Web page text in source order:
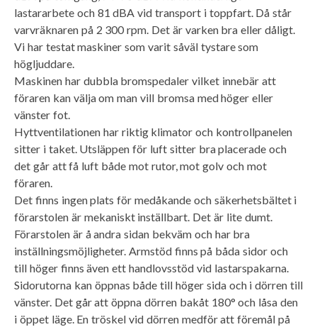
lastararbete och 81 dBA vid transport i toppfart. Då står
varvräknaren på 2 300 rpm. Det är varken bra eller dåligt.
Vi har testat maskiner som varit såväl tystare som
högljuddare.
Maskinen har dubbla bromspedaler vilket innebär att
föraren kan välja om man vill bromsa med höger eller
vänster fot.
Hyttventilationen har riktig klimator och kontrollpanelen
sitter i taket. Utsläppen för luft sitter bra placerade och
det går att få luft både mot rutor, mot golv och mot
föraren.
Det finns ingen plats för medåkande och säkerhetsbältet i
förarstolen är mekaniskt inställbart. Det är lite dumt.
Förarstolen är å andra sidan bekväm och har bra
inställningsmöjligheter. Armstöd finns på båda sidor och
till höger finns även ett handlovsstöd vid lastarspakarna.
Sidorutorna kan öppnas både till höger sida och i dörren till
vänster. Det går att öppna dörren bakåt 180° och låsa den
i öppet läge. En tröskel vid dörren medför att föremål på